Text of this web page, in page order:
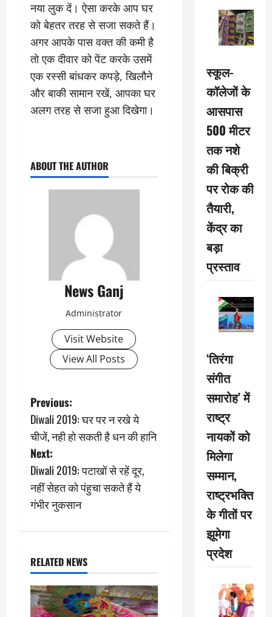
नया लुक दें। ऐसा करके आप घर
को बेहतर तरह से सजा सकते हैं।
अगर आपके पास वक्त की कमी है
तो एक दीवार को पेंट करके उसमें
एक रस्सी बांधकर कपड़े, खिलौने
और बाकी सामान रखें, आपका घर
अलग तरह से सजा हुआ दिखेगा।
ABOUT THE AUTHOR
News Ganj
Administrator
Visit Website
View All Posts
P
o
s
t
n
v
i
g
Previous:
Diwali 2019: घर पर न रखे ये
चीजें, नही हो सकती है धन की हानि
Next:
Diwali 2019: पटाखों से रहें दूर,
नहीं सेहत को पंहुचा सकते हैं ये
गंभीर नुकसान
RELATED NEWS
स्कूल-
कॉलेजों के
आसपास
500 मीटर
तक नशे
की बिक्री
पर रोक की
तैयारी,
केंद्र का
बड़ा
प्रस्ताव
‘तिरंगा
संगीत
समारोह’ में
राष्ट्र
नायकों को
मिलेगा
सम्मान,
राष्ट्रभक्ति
के गीतों पर
झूमेगा
प्रदेश